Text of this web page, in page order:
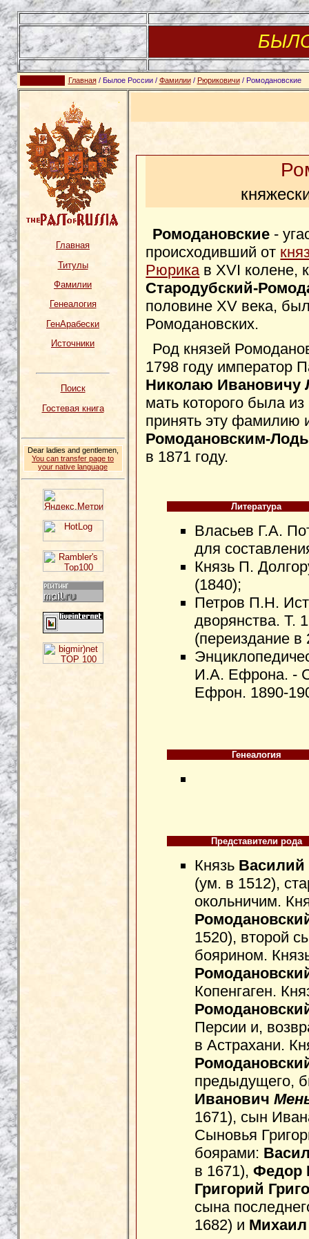
Главная/ Былое России / Фамилии/ Рюриковичи/ Ромодановские
Главная
Титулы
Фамилии
Генеалогия
ГенАрабески
Источники
Поиск
Гостевая книга
Dear ladies and gentlemen,
You can transfer page to
your native language
Ромодановские -
происходивший от
Рюрика в XVI колене,
Стародубский-
половине XV века,
Ромодановских.
Род князей
1798 году император
Николаю Ивановичу
мать которого была
принять эту фамилию
Ромодановским-
в 1871 году.
Литература
Власьев Г.А.
для
Князь П.
(1840);
Петров П.Н.
дворянства. Т.
(переиздание в
И.А. Ефрона. -
Ефрон. 1890-
Генеалогия
Представители рода
Князь Василий
(ум. в 1512),
окольничим.
1520), второй
боярином.
Копенгаген.
Персии и,
в Астрахани.
предыдущего,
Иванович
1671), сын
Сыновья
боярами:
в 1671), Федор
Григорий
сына
1682) и Михаил